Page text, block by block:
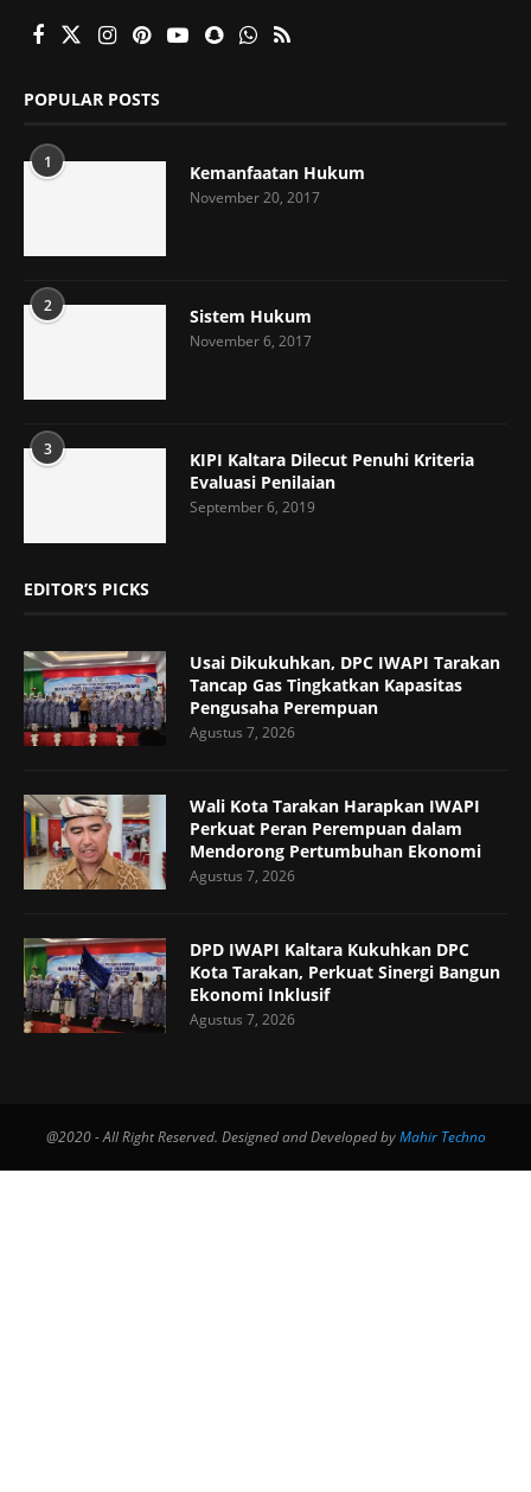
POPULAR POSTS
1 Kemanfaatan Hukum
November 20, 2017
2 Sistem Hukum
November 6, 2017
3
KIPI Kaltara Dilecut Penuhi Kriteria
Evaluasi Penilaian
September 6, 2019
EDITOR’S PICKS
Usai Dikukuhkan, DPC IWAPI Tarakan
Tancap Gas Tingkatkan Kapasitas
Pengusaha Perempuan
Agustus 7, 2026
Wali Kota Tarakan Harapkan IWAPI
Perkuat Peran Perempuan dalam
Mendorong Pertumbuhan Ekonomi
Agustus 7, 2026
DPD IWAPI Kaltara Kukuhkan DPC
Kota Tarakan, Perkuat Sinergi Bangun
Ekonomi Inklusif
Agustus 7, 2026
@2020 - All Right Reserved. Designed and Developed byMahir Techno